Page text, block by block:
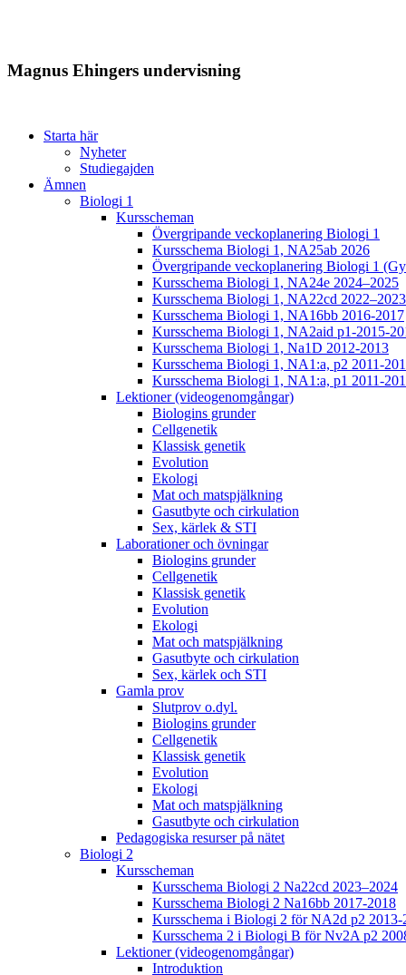
Magnus Ehingers undervisning
Starta här
Nyheter
Studiegajden
Ämnen
Biologi 1
Kursscheman
Övergripande veckoplanering Biologi 1
Kursschema Biologi 1, NA25ab 2026
Övergripande veckoplanering Biologi 1
Kursschema Biologi 1, NA24e 2024–2025
Kursschema Biologi 1, NA22cd 2022–2023
Kursschema Biologi 1, NA16bb 2016-2017
Kursschema Biologi 1, NA2aid p1-2015-
Kursschema Biologi 1, Na1D 2012-2013
Kursschema Biologi 1, NA1:a, p2 2011-
Kursschema Biologi 1, NA1:a, p1 2011-
Lektioner (videogenomgångar)
Biologins grunder
Cellgenetik
Klassisk genetik
Evolution
Ekologi
Mat och matspjälkning
Gasutbyte och cirkulation
Sex, kärlek & STI
Laborationer och övningar
Biologins grunder
Cellgenetik
Klassisk genetik
Evolution
Ekologi
Mat och matspjälkning
Gasutbyte och cirkulation
Sex, kärlek och STI
Gamla prov
Slutprov o.dyl.
Biologins grunder
Cellgenetik
Klassisk genetik
Evolution
Ekologi
Mat och matspjälkning
Gasutbyte och cirkulation
Pedagogiska resurser på nätet
Biologi 2
Kursscheman
Kursschema Biologi 2 Na22cd 2023–2024
Kursschema Biologi 2 Na16bb 2017-2018
Kursschema i Biologi 2 för NA2d p2 2013-
Kursschema 2 i Biologi B för Nv2A p2
Lektioner (videogenomgångar)
Introduktion